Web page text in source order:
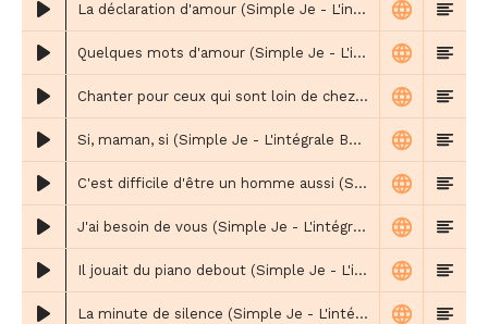
La déclaration d'amour (Simple Je - L'intégrale Bercy CD1)
Quelques mots d'amour (Simple Je - L'intégrale Bercy CD1)
Chanter pour ceux qui sont loin de chez eux (Simple Je - L'intégrale Bercy CD1)
Si, maman, si (Simple Je - L'intégrale Bercy CD1)
C'est difficile d'être un homme aussi (Simple Je - L'intégrale Bercy CD1)
J'ai besoin de vous (Simple Je - L'intégrale Bercy CD1)
Il jouait du piano debout (Simple Je - L'intégrale Bercy CD1)
La minute de silence (Simple Je - L'intégrale Bercy CD1)